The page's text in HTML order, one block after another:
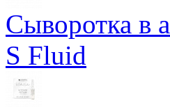
Сыворотка в
S Fluid